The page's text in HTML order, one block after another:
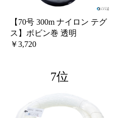
【70号 300m ナイロン テグ
ス】ボビン巻 透明
￥3,720
7位